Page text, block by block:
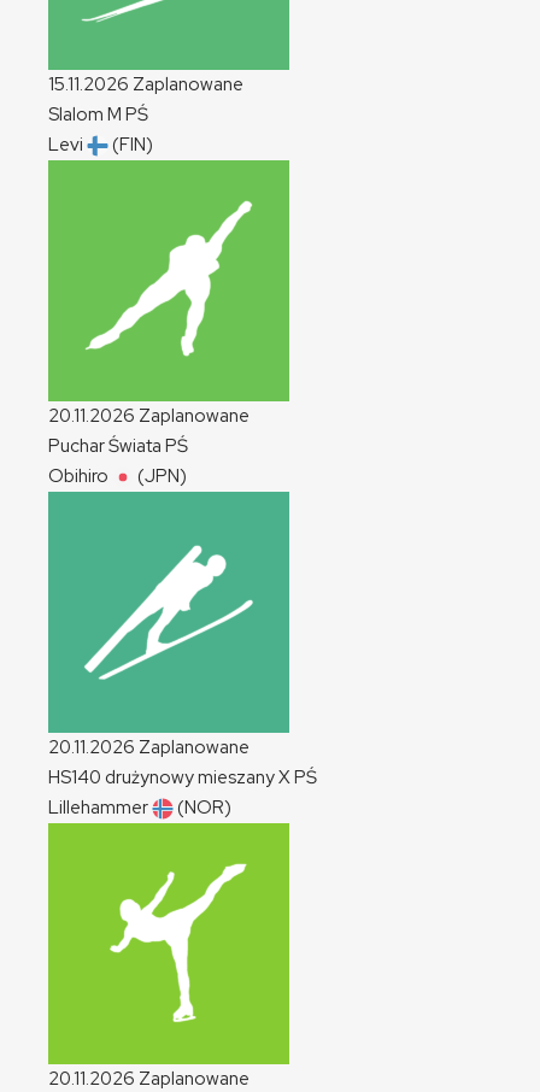
15.11.2026 Zaplanowane
Slalom M PŚ
Levi
(FIN)
20.11.2026 Zaplanowane
Puchar Świata PŚ
Obihiro
(JPN)
20.11.2026 Zaplanowane
HS140 drużynowy mieszanyXPŚ
Lillehammer
(NOR)
20.11.2026 Zaplanowane